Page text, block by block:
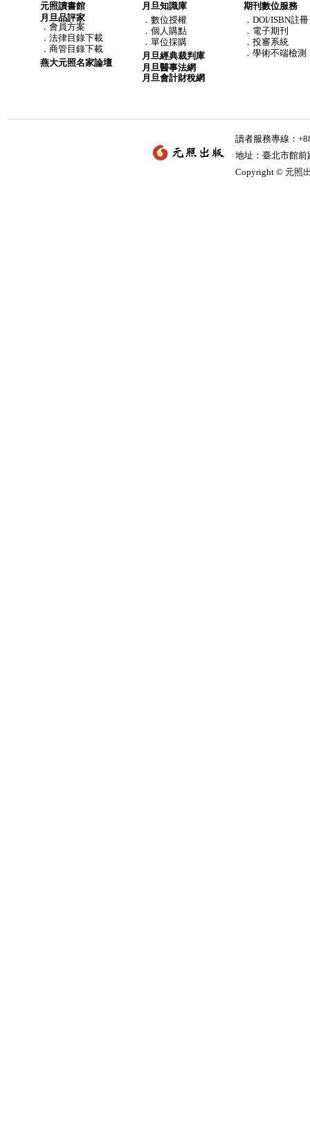
元照讀書館
月旦品評家
． 會員方案
． 法律目錄下載
． 商管目錄下載
燕大元照名家論壇
月旦知識庫
． 數位授權
． 個人購點
． 單位採購
月旦經典裁判庫
月旦醫事法網
月旦會計財稅網
期刊數位服務
．DOI/ISBN註冊
．電子期刊
．投審系統
．學術不端檢測
讀者服務專線：
地址：臺北市館
Copyright © 元照